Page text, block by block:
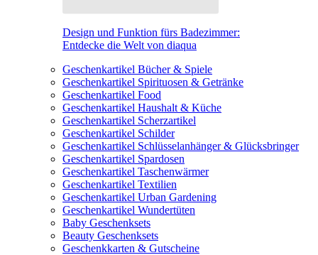
Design und Funktion fürs Badezimmer:
Entdecke die Welt von diaqua
Geschenkartikel Bücher & Spiele
Geschenkartikel Spirituosen & Getränke
Geschenkartikel Food
Geschenkartikel Haushalt & Küche
Geschenkartikel Scherzartikel
Geschenkartikel Schilder
Geschenkartikel Schlüsselanhänger & Glücksbringer
Geschenkartikel Spardosen
Geschenkartikel Taschenwärmer
Geschenkartikel Textilien
Geschenkartikel Urban Gardening
Geschenkartikel Wundertüten
Baby Geschenksets
Beauty Geschenksets
Geschenkkarten & Gutscheine